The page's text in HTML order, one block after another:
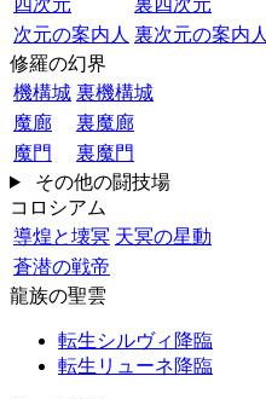
四次元
裏四次元
次元の案内人 裏次元の案内人
修羅の幻界
機構城 裏機構城
魔廊
裏魔廊
魔門
裏魔門
その他の闘技場
コロシアム
導煌と壊冥 天冥の星動
蒼潜の戦帝
龍族の聖雲
転生シルヴィ降臨
転生リューネ降臨